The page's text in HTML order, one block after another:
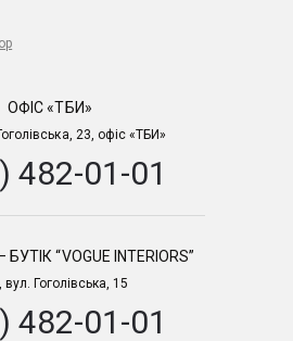
ОФІС «ТБИ»
23, офіс «ТБИ»
482-01-01
БУТІК “VOGUE INTERIORS”
вул. Гоголівська, 15
482-01-01